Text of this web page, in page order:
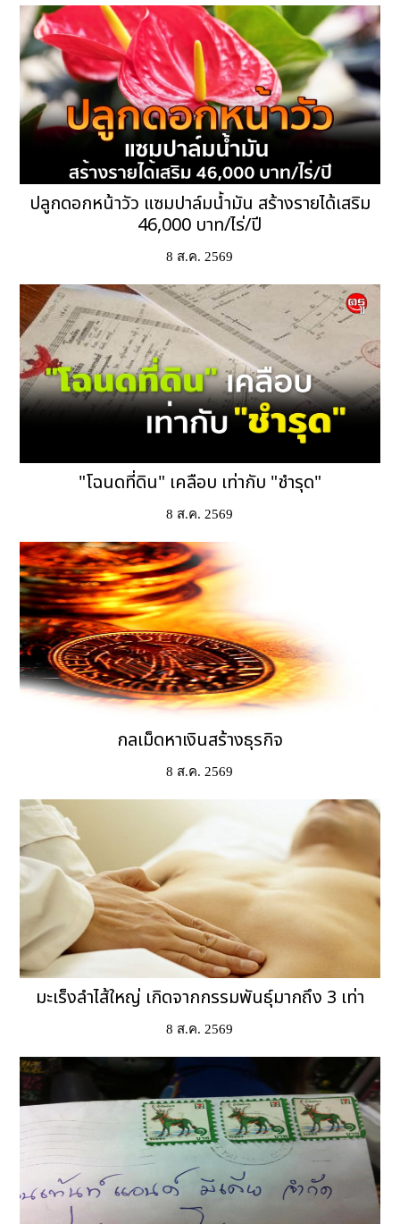
ปลูกดอกหน้าวัว แซมปาล์มน้ำมัน สร้างรายได้เสริม
46,000 บาท/ไร่/ปี
8 ส.ค. 2569
"โฉนดที่ดิน" เคลือบ เท่ากับ "ชำรุด"
8 ส.ค. 2569
กลเม็ดหาเงินสร้างธุรกิจ
8 ส.ค. 2569
มะเร็งลำไส้ใหญ่ เกิดจากกรรมพันธุ์มากถึง 3 เท่า
8 ส.ค. 2569